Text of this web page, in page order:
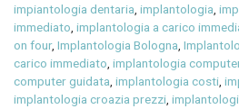
impiantologia dentaria ,implantologia ,
immediato ,implantologia a carico
on four,Implantologia Bologna ,
carico immediato ,implantologia
computer guidata ,implantologia costi ,
implantologia croazia prezzi ,